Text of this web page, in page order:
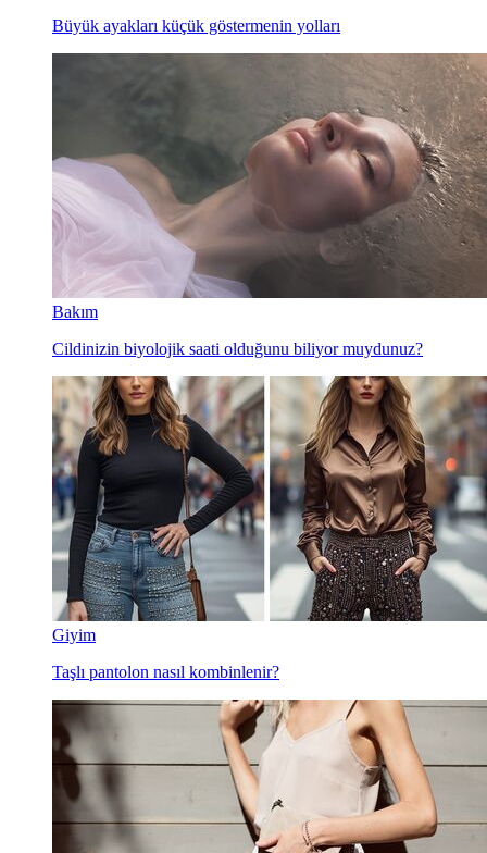
Büyük ayakları küçük göstermenin yolları
Bakım
Cildinizin biyolojik saati olduğunu biliyor muydunuz?
Giyim
Taşlı pantolon nasıl kombinlenir?